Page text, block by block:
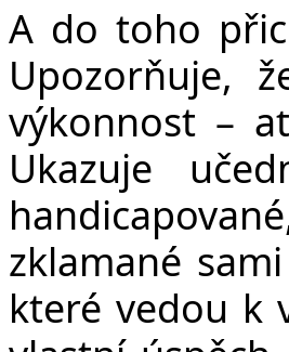
A do toho
Upozorňuje,
výkonnost –
Ukazuje
zklamané
které vedou k